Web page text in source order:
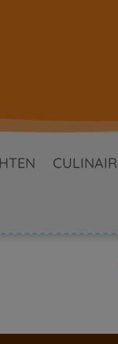
CULINAIR